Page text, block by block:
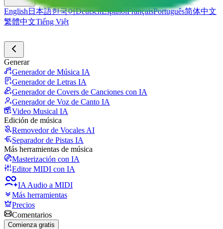
English 日本語한국어DeutschEspañolFrançaisPortuguês简体中文
繁體中文Tiếng Việt
Generar
Generador de Música IA
Generador de Letras IA
Generador de Covers de Canciones con IA
Generador de Voz de Canto IA
Video Musical IA
Edición de música
Removedor de Vocales AI
Separador de Pistas IA
Más herramientas de música
Masterización con IA
Editor MIDI con IA
IA Audio a MIDI
Más herramientas
Precios
Comentarios
Comienza gratis